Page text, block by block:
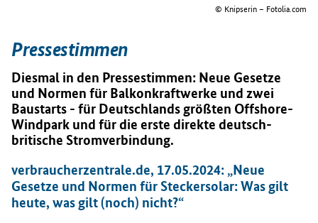
© Knipserin – Fotolia.com
Pressestimmen
Diesmal in den Pressestimmen: Neue Gesetze
und Normen für Balkonkraftwerke und zwei
Baustarts - für Deutschlands größten Offshore-
Windpark und für die erste direkte deutsch-
britische Stromverbindung.
verbraucherzentrale.de, 17.05.2024: „Neue
Gesetze und Normen für Steckersolar: Was gilt
heute, was gilt (noch) nicht?“